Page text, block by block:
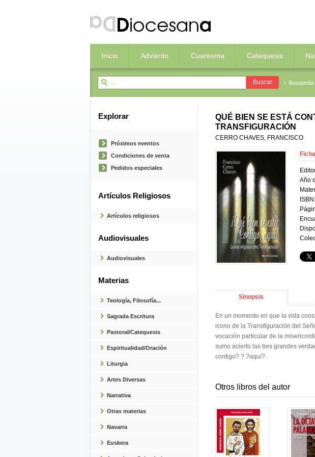
Inicio Adviento Cuaresma Catequesis
Explorar
Próximos eventos
Condiciones de venta
Pedidos especiales
Artículos Religiosos
Artículos religiosos
Audiovisuales
Audiovisuales
Materias
Teología, Filosofía...
Sagrada Escritura
Pastoral/Catequesis
Espiritualidad/Oración
Liturgia
Artes Diversas
Narrativa
Otras materias
Navarra
Euskera
QUÉ BIEN SE ESTÁ
TRANSFIGURACIÓN
CERRO CHAVES, FRANCISCO
Año
ISBN:
Sinopsis
En un momento en que la vida
icono de la Transfiguración del
vocación particular de la
sumo acierto las tres grandes
contigo? ? ?aquí?.
Otros libros del autor